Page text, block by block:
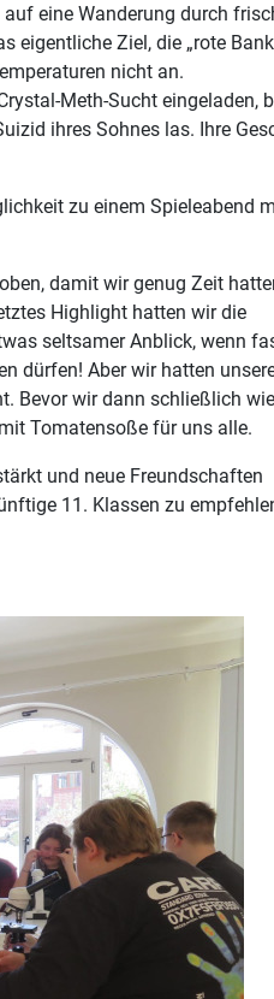
eine Wanderung durch
eigentliche Ziel, die „rote
nicht an.
Meth-Sucht eingeladen,
ihres Sohnes las. Ihre
zu einem Spieleabend
damit wir genug Zeit
Highlight hatten wir die
seltsamer Anblick, wenn
dürfen! Aber wir hatten
Bevor wir dann schließlich
Tomatensoße für uns alle.
und neue Freundschaften
11. Klassen zu